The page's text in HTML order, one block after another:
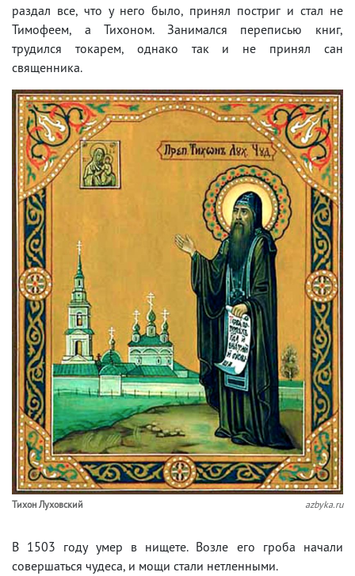
раздал все, что у него было, принял постриг и стал не
Тимофеем, а Тихоном. Занимался переписью книг,
трудился токарем, однако так и не принял сан
священника.
Тихон Луховский azbyka.ru
В 1503 году умер в нищете. Возле его гроба начали
совершаться чудеса, и мощи стали нетленными.